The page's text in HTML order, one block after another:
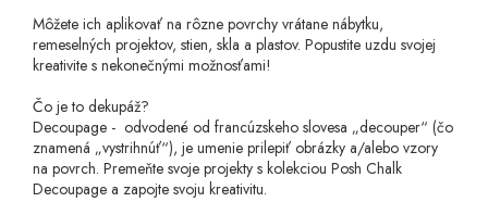
Môžete ich aplikovať na rôzne povrchy vrátane nábytku,
remeselných projektov, stien, skla a plastov. Popustite uzdu svojej
kreativite s nekonečnými možnosťami!
Čo je to dekupáž?
Decoupage - odvodené od francúzskeho slovesa „decouper“ (čo
znamená „vystrihnúť“), je umenie prilepiť obrázky a/alebo vzory
na povrch. Premeňte svoje projekty s kolekciou Posh Chalk
Decoupage a zapojte svoju kreativitu.